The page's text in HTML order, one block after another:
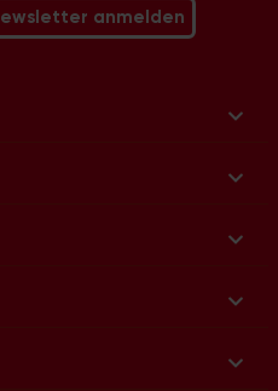
anmelden